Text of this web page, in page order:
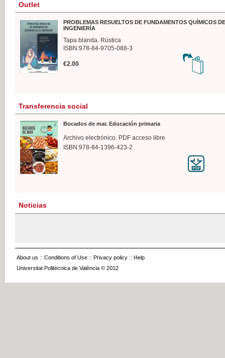
Outlet
PROBLEMAS RESUELTOS DE FUNDAMENTOS QUÍMICOS
INGENIERÍA
Tapa blanda. Rústica
ISBN:978-84-9705-088-3
€2.00
Transferencia social
Bocados de mar. Educación primaria
Archivo electrónico. PDF acceso libre
ISBN:978-84-1396-423-2
Noticias
About us :: Conditions of Use :: Privacy policy :: Help
Universitat Politècnica de València © 2012